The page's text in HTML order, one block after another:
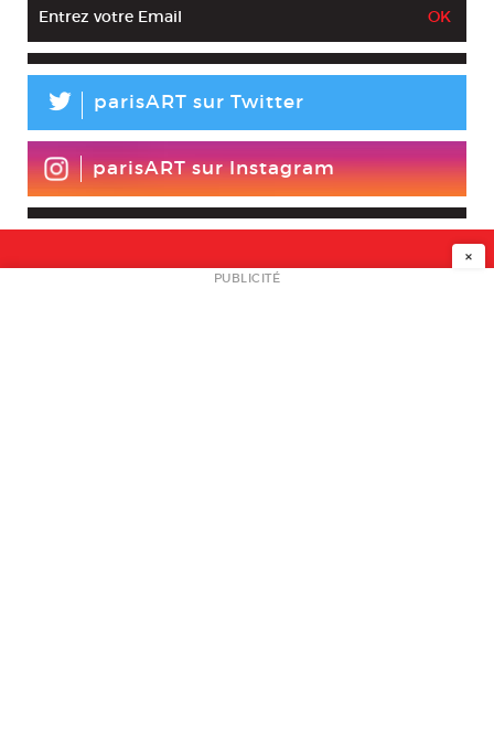
L parisART sur Twitter
parisART sur Instagram
NEWSLETTER
×
PUBLICITÉ